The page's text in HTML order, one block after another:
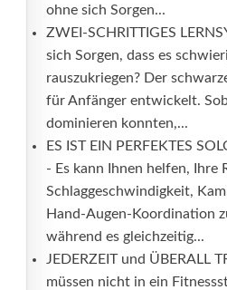
ohne sich Sorgen...
ZWEI-SCHRITTIGES
sich Sorgen, dass es
rauszukriegen? Der
für Anfänger entwickelt.
dominieren konnten,...
ES IST EIN PERFEKTES
- Es kann Ihnen helfen, Ihre
Schlaggeschwindigkeit,
Hand-Augen-Koordination
während es gleichzeitig...
JEDERZEIT und ÜBERALL
müssen nicht in ein